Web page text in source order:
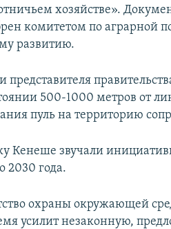
хозяйстве».
комитетом по аграрной
развитию.
500-1000 метров от
пуль на территорию
Кенеше звучали
2030 года.
охраны окружающей
усилит незаконную,